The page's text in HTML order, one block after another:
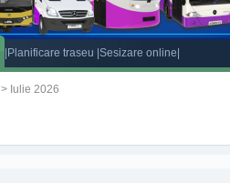
|Planificare traseu |Sesizare online|
> Iulie 2026